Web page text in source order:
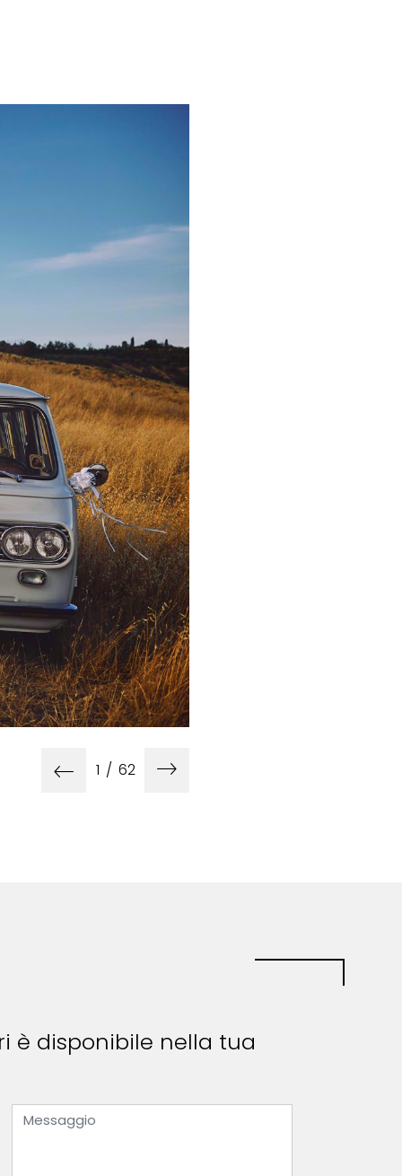
1 / 62
è disponibile nella tua